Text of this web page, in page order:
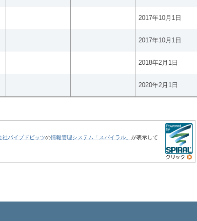
2017年10月1日
2017年10月1日
2018年2月1日
2020年2月1日
社パイプドビッツの情報管理システム「スパイラル」 が表示して